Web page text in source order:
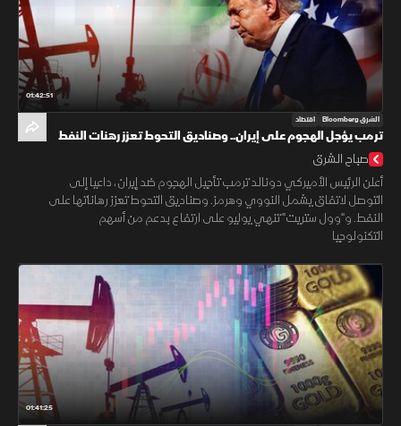
01:42:51
الشرق Bloomberg اقتصاد
ترمب يؤجل الهجوم على إيران.. وصناديق التحوط تعزز رهنات النفط
صباح الشرق
أعلن الرئيس الأميركي دونالد ترمب تأجيل الهجوم ضد إيران، داعيا إلى
التوصل لاتفاق يشمل النووي وهرمز. وصناديق التحوط تعزز رهاناتها على
النفط. و"وول ستريت" تنهي يوليو على ارتفاع بدعم من أسهم
التكنولوجيا
01:41:25